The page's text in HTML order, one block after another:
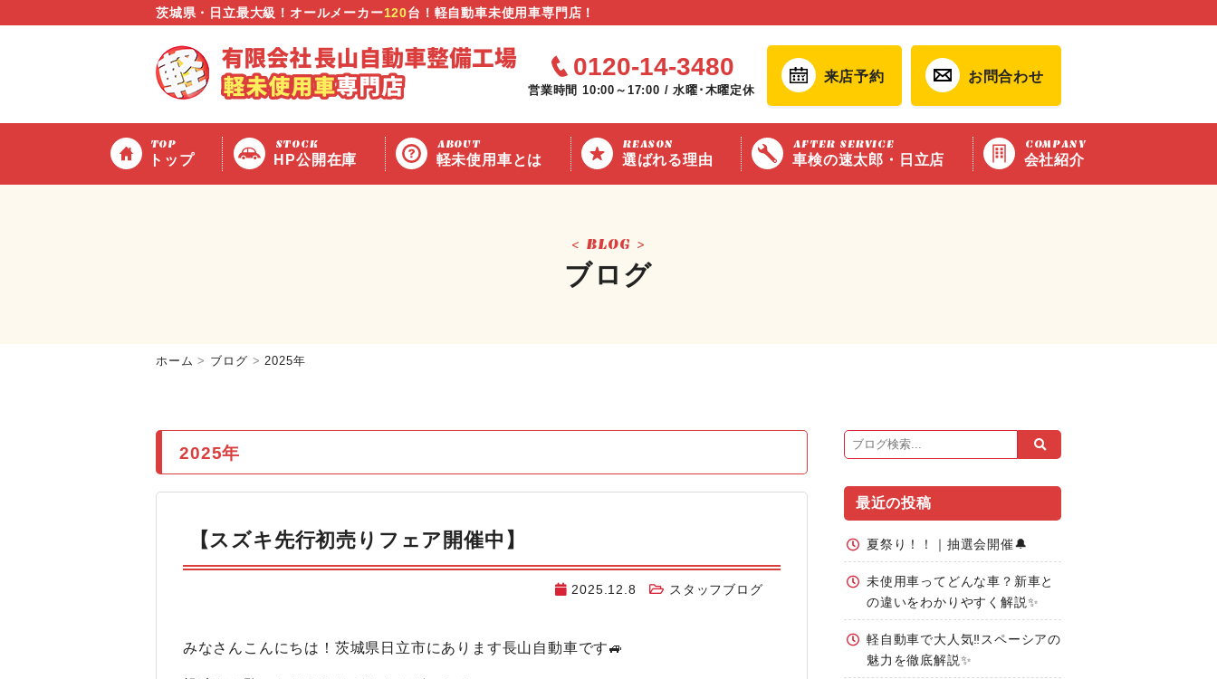
茨城県・日立最大級！オールメーカー120台！軽自動車未使用車専門店！
0120-14-3480
営業時間 10:00～17:00 / 水曜･木曜定休
来店予約 お問合わせ
TOP
トップ
STOCK
HP公開在庫
ABOUT
軽未使用車とは
REASON
選ばれる理由
AFTER SERVICE
車検の速太郎・日立店
COMPANY
会社紹介
BLOG
ブログ
ホーム ブログ 2025年
2025年
【スズキ先行初売りフェア開催中】
2025.12.8 スタッフブログ
みなさんこんにちは！茨城県日立市にあります長山自動車です🚙
最近の投稿
夏祭り！！｜抽選会開催🔔
未使用車ってどんな車？新車と
の違いをわかりやすく解説✨
軽自動車で大人気‼️スペーシアの
魅力を徹底解説✨